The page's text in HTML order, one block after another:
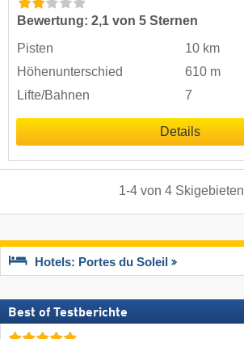
Bewertung: 2,1 von 5 Sternen
Pisten
10 km
Höhenunterschied
610 m
Lifte/Bahnen
7
Details
1-4von 4 Skigebieten
Hotels: Portes du Soleil
Best of Testberichte